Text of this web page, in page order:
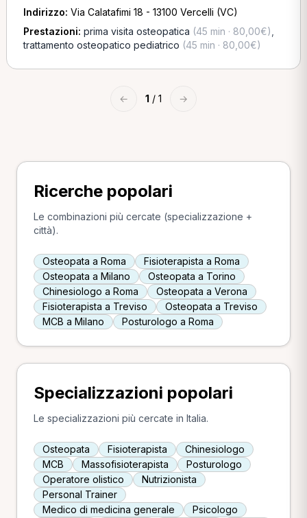
Indirizzo: Via Calatafimi 18 - 13100 Vercelli (VC)
Prestazioni: prima visita osteopatica (45 min · 80,00€)
trattamento osteopatico pediatrico (45 min · 80,00€)
← 1 / 1 →
Ricerche popolari
Le combinazioni più cercate (specializzazione +
città).
Osteopata a Roma
Fisioterapista a Roma
Osteopata a Milano
Osteopata a Torino
Chinesiologo a Roma
Osteopata a Verona
Fisioterapista a Treviso
Osteopata a Treviso
MCB a Milano
Posturologo a Roma
Specializzazioni popolari
Le specializzazioni più cercate in Italia.
Osteopata Fisioterapista
Chinesiologo
MCB
Massofisioterapista
Posturologo
Operatore olistico
Nutrizionista
Personal Trainer
Medico di medicina generale
Psicologo